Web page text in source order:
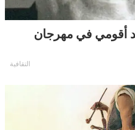
أقومي في مهرجان
التقافية